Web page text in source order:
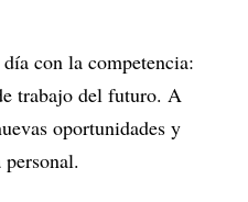
con la competencia:
trabajo del futuro. A
oportunidades y